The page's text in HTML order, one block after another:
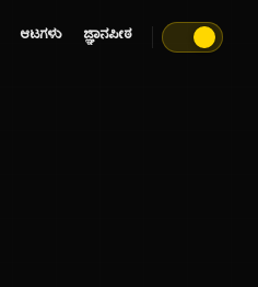
ಆಟಗಳು ಜ್ಞಾನಪೀಠ